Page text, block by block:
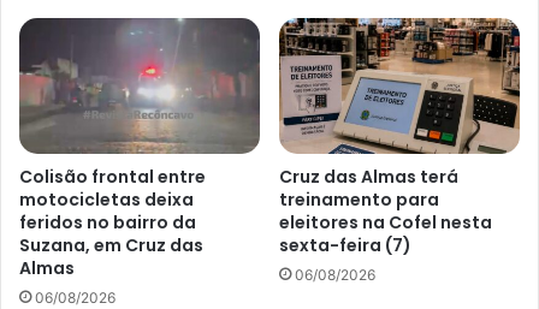
Colisão frontal entre
motocicletas deixa
feridos no bairro da
Suzana, em Cruz das
Almas
06/08/2026
Cruz das Almas terá
treinamento para
eleitores na Cofel nesta
sexta-feira (7)
06/08/2026